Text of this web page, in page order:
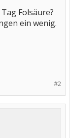
Folsäure?
ein wenig.
#2